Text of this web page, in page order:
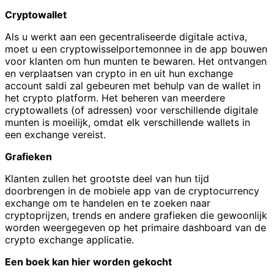
Cryptowallet
Als u werkt aan een gecentraliseerde digitale activa,
moet u een cryptowisselportemonnee in de app bouwen
voor klanten om hun munten te bewaren. Het ontvangen
en verplaatsen van crypto in en uit hun exchange
account saldi zal gebeuren met behulp van de wallet in
het crypto platform. Het beheren van meerdere
cryptowallets (of adressen) voor verschillende digitale
munten is moeilijk, omdat elk verschillende wallets in
een exchange vereist.
Grafieken
Klanten zullen het grootste deel van hun tijd
doorbrengen in de mobiele app van de cryptocurrency
exchange om te handelen en te zoeken naar
cryptoprijzen, trends en andere grafieken die gewoonlijk
worden weergegeven op het primaire dashboard van de
crypto exchange applicatie.
Een boek kan hier worden gekocht